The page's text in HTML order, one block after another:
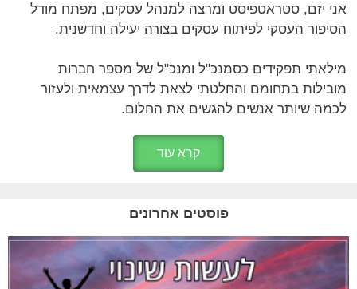
אני יזם, סטראטפיסט ומרצה למנהל עסקים, מפתח מודל
הסיפור העסקי לפיתוח עסקים בצורה יעילה וחדשנית.
מילאתי תפקידים כסמנכ"ל ומנכ"ל של מספר חברות
מובילות בתחומם והחלטתי לצאת לדרך עצמאית ולעזור
לכמה שיותר אנשים להגשים את החלום.
קרא עוד
פוסטים אחרונים